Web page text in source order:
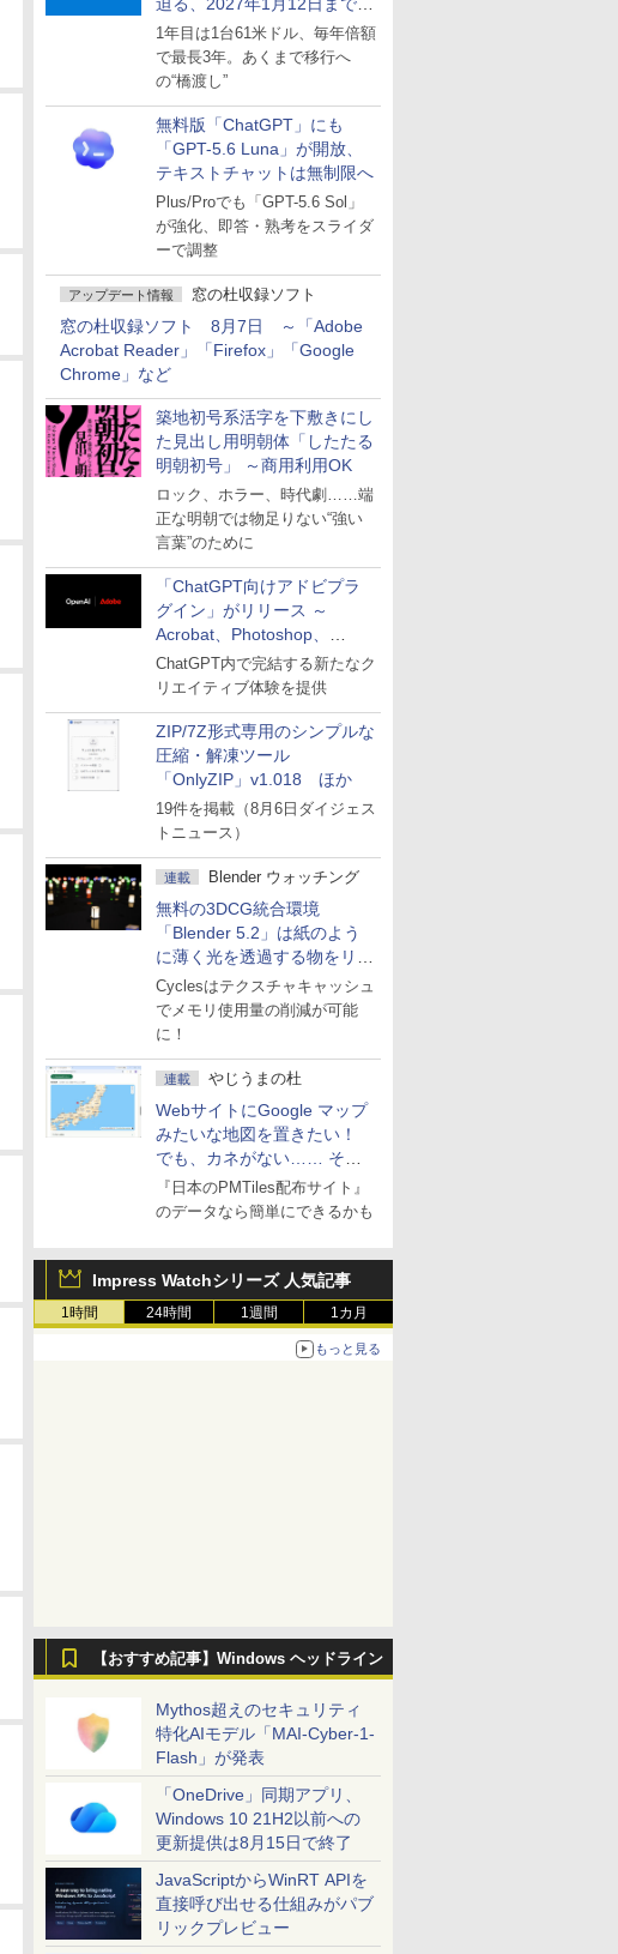
～ESUは9月1日から販売
1年目は1台61米ドル、毎年倍額
で最長3年。あくまで移行へ
の“橋渡し”
無料版「ChatGPT」にも
「GPT-5.6 Luna」が開放、
テキストチャットは無制限へ
Plus/Proでも「GPT-5.6 Sol」
が強化、即答・熟考をスライダ
ーで調整
アップデート情報 窓の杜収録ソフト
窓の杜収録ソフト 8月7日 ～「Adobe
Acrobat Reader」「Firefox」「Google
Chrome」など
築地初号系活字を下敷きにし
た見出し用明朝体「したたる
明朝初号」 ～商用利用OK
ロック、ホラー、時代劇……端
正な明朝では物足りない“強い
言葉”のために
「ChatGPT向けアドビプラ
グイン」がリリース ～
Acrobat、Photoshop、
Premiereなどの機能を1つの
プラグインに統合
ChatGPT内で完結する新たなク
リエイティブ体験を提供
ZIP/7Z形式専用のシンプルな
圧縮・解凍ツール
「OnlyZIP」v1.018 ほか
19件を掲載（8月6日ダイジェス
トニュース）
連載 Blender ウォッチング
無料の3DCG統合環境
「Blender 5.2」は紙のよう
に薄く光を透過する物をリア
ルに表現
Cyclesはテクスチャキャッシュ
でメモリ使用量の削減が可能
に！
連載 やじうまの杜
WebサイトにGoogle マップ
みたいな地図を置きたい！
でも、カネがない…… そん
な人に朗報！
『日本のPMTiles配布サイト』
のデータなら簡単にできるかも
Impress Watchシリーズ 人気記事
1時間 24時間 1週間 1カ月
もっと見る
【おすすめ記事】Windows ヘッドライン
Mythos超えのセキュリティ
特化AIモデル「MAI-Cyber-1-
Flash」が発表
「OneDrive」同期アプリ、
Windows 10 21H2以前への
更新提供は8月15日で終了
JavaScriptからWinRT APIを
直接呼び出せる仕組みがパブ
リックプレビュー